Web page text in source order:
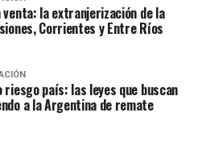
venta: la extranjerización de la
Corrientes y Entre Ríos
riesgo país: las leyes que buscan
a la Argentina de remate